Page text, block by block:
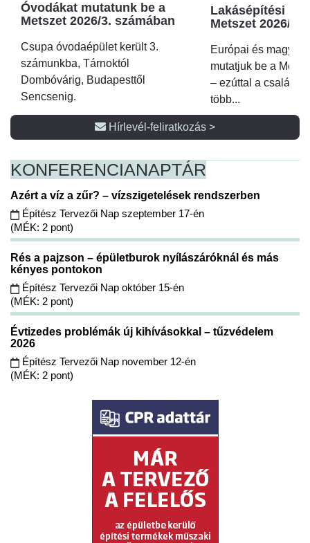
Óvodákat mutatunk be a
Metszet 2026/3. számában
Csupa óvodaépület került 3.
számunkba, Tárnoktól
Dombóvárig, Budapesttől
Sencsenig.
Lakásépítési
Metszet 2026/2.
Európai és magyar
mutatjuk be a
– ezúttal a családi
több...
Hírlevél-feliratkozás >
KONFERENCIANAPTÁR
Azért a víz a zűr? – vízszigetelések rendszerben
Építész Tervezői Nap szeptember 17-én
(MÉK: 2 pont)
Rés a pajzson – épületburok nyílászáróknál és más
kényes pontokon
Építész Tervezői Nap október 15-én
(MÉK: 2 pont)
Évtizedes problémák új kihívásokkal – tűzvédelem
2026
Építész Tervezői Nap november 12-én
(MÉK: 2 pont)